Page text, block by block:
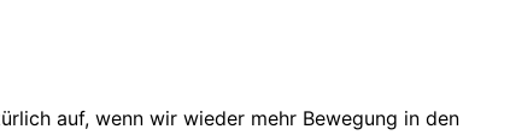
auf, wenn wir wieder mehr Bewegung in den